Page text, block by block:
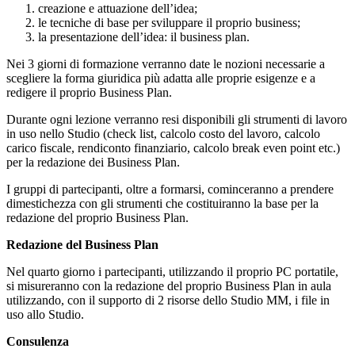
creazione e attuazione dell’idea;
le tecniche di base per sviluppare il proprio business;
la presentazione dell’idea: il business plan.
Nei 3 giorni di formazione verranno date le nozioni necessarie a
scegliere la forma giuridica più adatta alle proprie esigenze e a
redigere il proprio Business Plan.
Durante ogni lezione verranno resi disponibili gli strumenti di lavoro
in uso nello Studio (check list, calcolo costo del lavoro, calcolo
carico fiscale, rendiconto finanziario, calcolo break even point etc.)
per la redazione dei Business Plan.
I gruppi di partecipanti, oltre a formarsi, cominceranno a prendere
dimestichezza con gli strumenti che costituiranno la base per la
redazione del proprio Business Plan.
Redazione del Business Plan
Nel quarto giorno i partecipanti, utilizzando il proprio PC portatile,
si misureranno con la redazione del proprio Business Plan in aula
utilizzando, con il supporto di 2 risorse dello Studio MM, i file in
uso allo Studio.
Consulenza